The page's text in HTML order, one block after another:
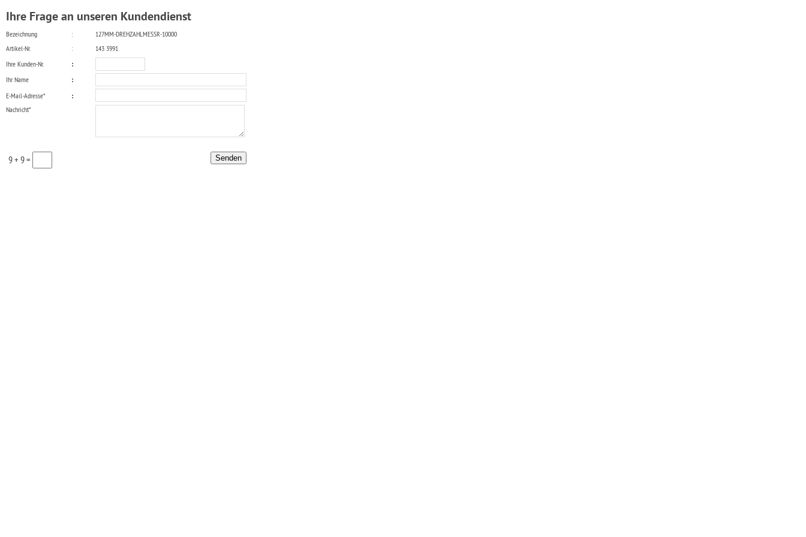
Ihre Frage an unseren Kundendienst
Bezeichnung :
127MM-DREHZAHLMESSR-10000
Artikel-Nr.
:
143 3991
Ihre Kunden-Nr.
:
Ihr Name
:
E-Mail-Adresse*
:
Nachricht*
9 + 9 =